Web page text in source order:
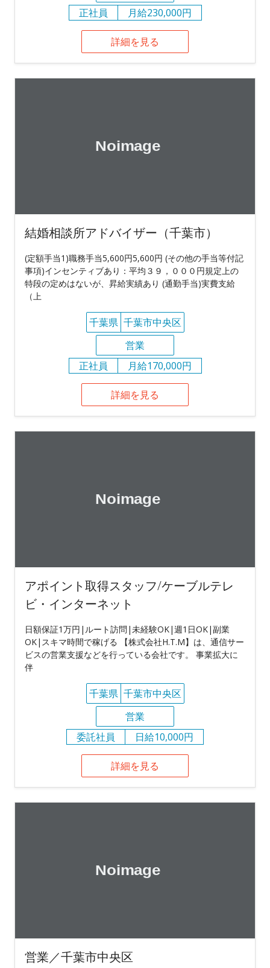
正社員
月給230,000円
詳細を見る
結婚相談所アドバイザー（千葉市）
(定額手当1)職務手当5,600円5,600円 (その他の手当等付記
事項)インセンティブあり：平均３９，０００円規定上の
特段の定めはないが、昇給実績あり (通勤手当)実費支給
（上
千葉県 千葉市中央区
営業
正社員
月給170,000円
詳細を見る
アポイント取得スタッフ/ケーブルテレ
ビ・インターネット
日額保証1万円|ルート訪問|未経験OK|週1日OK|副業
OK|スキマ時間で稼げる 【株式会社H.T.M】は、通信サー
ビスの営業支援などを行っている会社です。 事業拡大に
伴
千葉県 千葉市中央区
営業
委託社員
日給10,000円
詳細を見る
営業／千葉市中央区